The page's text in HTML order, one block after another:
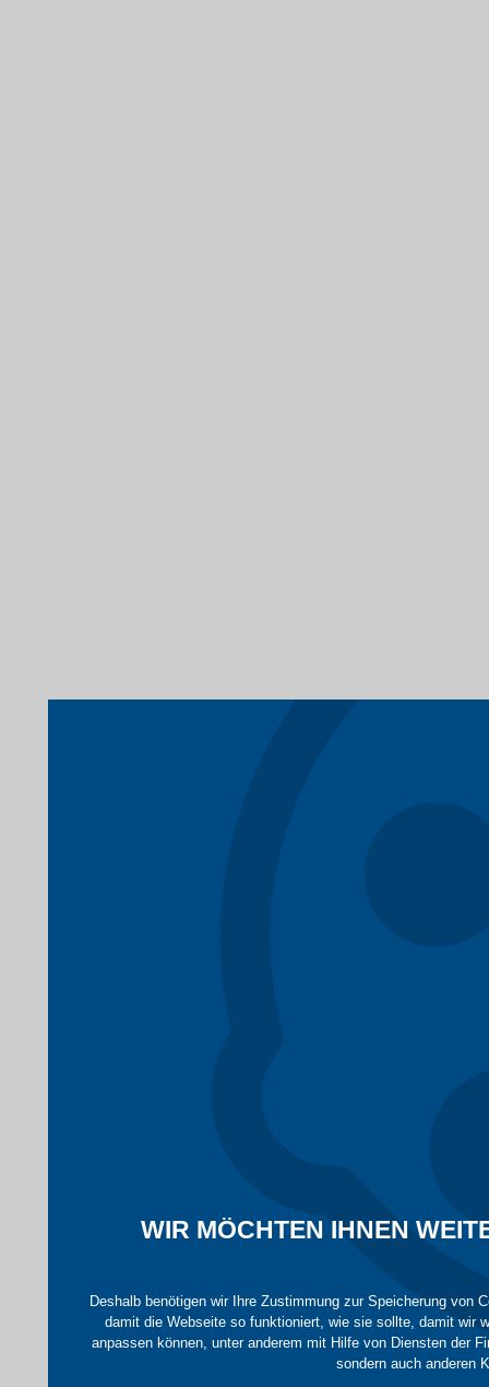
WIR MÖCHTEN IHNEN
Deshalb benötigen wir Ihre Zustimmung zur Speicherung von
damit die Webseite so funktioniert, wie sie sollte, damit wir
anpassen können, unter anderem mit Hilfe von Diensten der
sondern auch anderen